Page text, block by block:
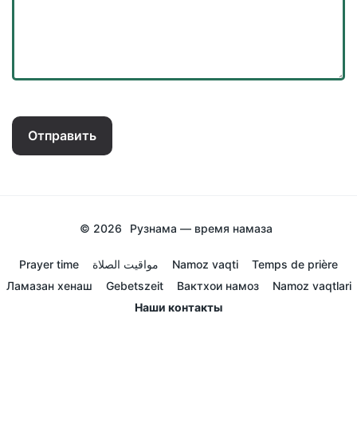
Отправить
© 2026 Рузнама — время намаза
Prayer time مواقيت الصلاة Namoz vaqti
Temps de prière
Ламазан хенаш
Gebetszeit Вактхои намоз
Namoz vaqtlari
Наши контакты